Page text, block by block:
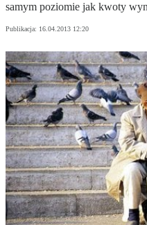
samym poziomie jak kwoty
Publikacja: 16.04.2013 12:20